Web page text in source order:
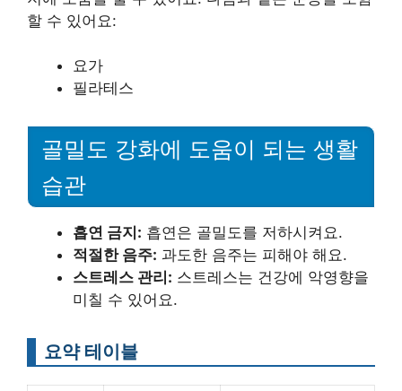
할 수 있어요:
요가
필라테스
골밀도 강화에 도움이 되는 생활
습관
흡연 금지: 흡연은 골밀도를 저하시켜요.
적절한 음주: 과도한 음주는 피해야 해요.
스트레스 관리: 스트레스는 건강에 악영향을
미칠 수 있어요.
요약 테이블